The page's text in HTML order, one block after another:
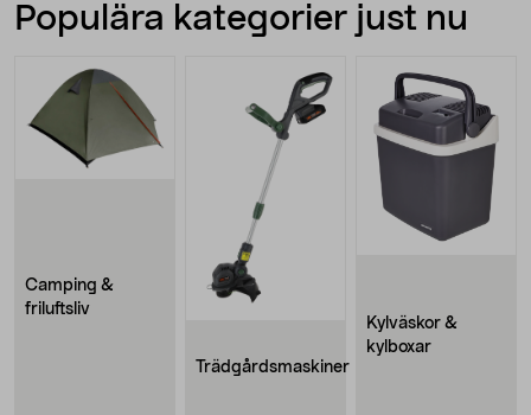
Populära kategorier just nu
Camping &
friluftsliv
Trädgårdsmaskiner
Kylväskor &
kylboxar